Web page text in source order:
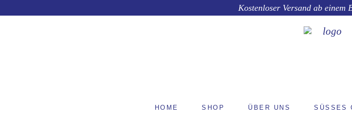
Kostenloser Versand ab einem
HOME SHOP ÜBER UNS SÜSSES